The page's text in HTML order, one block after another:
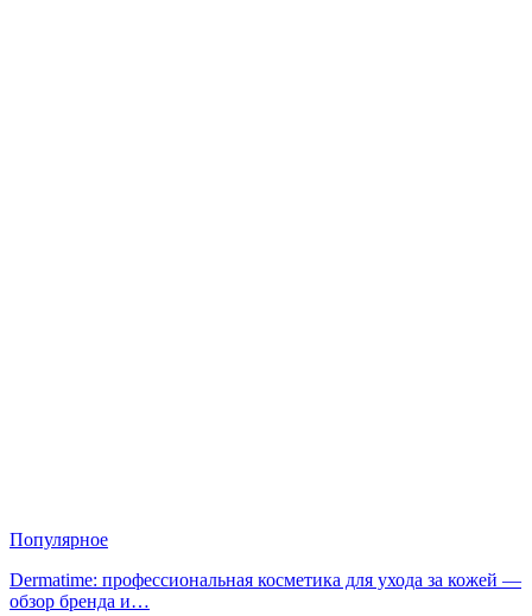
Популярное
Dermatime: профессиональная косметика для ухода за кожей —
обзор бренда и…